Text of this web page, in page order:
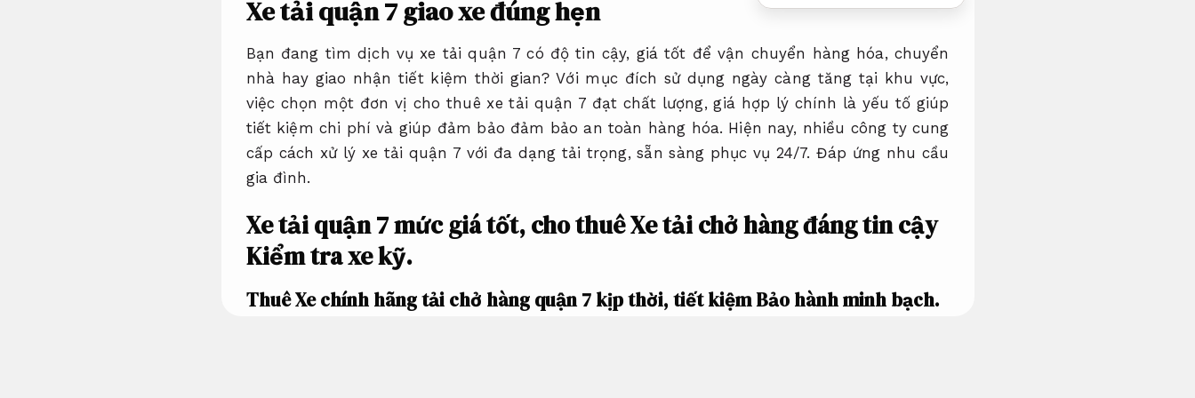
Xe tải quận 7 giao xe đúng hẹn
Bạn đang tìm dịch vụ xe tải quận 7 có độ tin cậy, giá tốt để vận chuyển hàng hóa, chuyển
nhà hay giao nhận tiết kiệm thời gian? Với mục đích sử dụng ngày càng tăng tại khu vực,
việc chọn một đơn vị cho thuê xe tải quận 7 đạt chất lượng, giá hợp lý chính là yếu tố giúp
tiết kiệm chi phí và giúp đảm bảo đảm bảo an toàn hàng hóa. Hiện nay, nhiều công ty cung
cấp cách xử lý xe tải quận 7 với đa dạng tải trọng, sẵn sàng phục vụ 24/7. Đáp ứng nhu cầu
gia đình.
Xe tải quận 7 mức giá tốt, cho thuê Xe tải chở hàng đáng tin cậy
Kiểm tra xe kỹ.
Thuê Xe chính hãng tải chở hàng quận 7 kịp thời, tiết kiệmBảo hành minh bạch.